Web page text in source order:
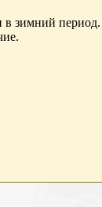
зимний